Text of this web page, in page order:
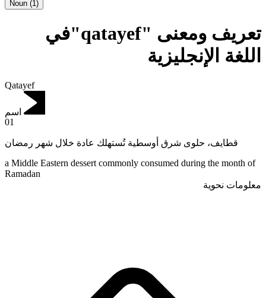
Noun (1)
تعريف ومعنى "qatayef"في
اللغة الإنجليزية
Qatayef
اسم
01
قطايف، حلوى شرق أوسطية تُستهلك عادة خلال شهر رمضان
a Middle Eastern dessert commonly consumed during the month of
Ramadan
معلومات نحوية